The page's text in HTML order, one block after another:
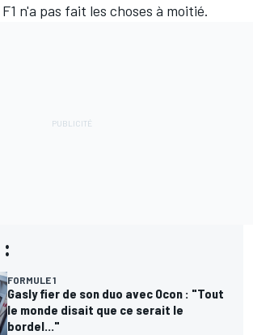
n'a pas fait les choses à moitié.
FORMULE 1
Gasly fier de son duo avec Ocon : "Tout
le monde disait que ce serait le
bordel..."